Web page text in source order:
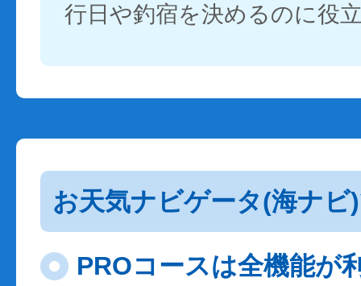
行日や釣宿を決めるのに役
お天気ナビゲータ(海ナビ
PROコースは全機能が